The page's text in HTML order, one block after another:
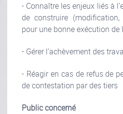
- Connaître les enjeux liés à
de construire
pour une bonne exécution de
- Gérer l’achèvement des
- Réagir en cas de refus de
de contestation par des tiers
Public concerné